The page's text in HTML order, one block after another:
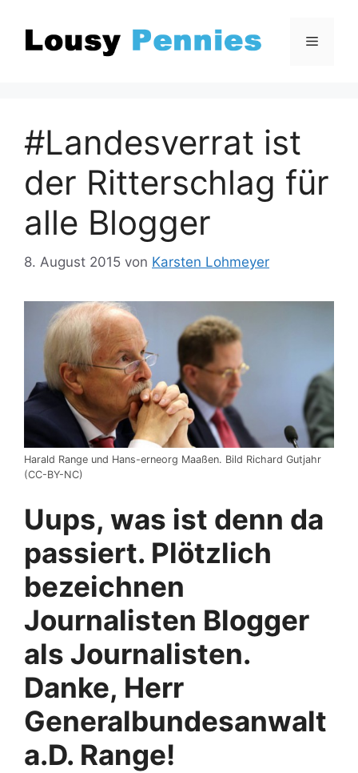
Inhalt
springen
Menü
#Landesverrat ist
der Ritterschlag für
alle Blogger
8. August 2015 von Karsten Lohmeyer
Harald Range und Hans-erneorg Maaßen. Bild Richard Gutjahr
(CC-BY-NC)
Uups, was ist denn da
passiert. Plötzlich
bezeichnen
Journalisten Blogger
als Journalisten.
Danke, Herr
Generalbundesanwalt
a.D. Range!